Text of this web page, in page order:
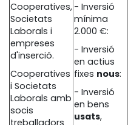
Cooperatives,
Societats
Laborals i
empreses
d'inserció.
Cooperatives
i Societats
Laborals amb
socis
treballadors
- Inversió
mínima
2.000 €:
- Inversió
en actius
fixes nous:
- Inversió
en bens
usats,